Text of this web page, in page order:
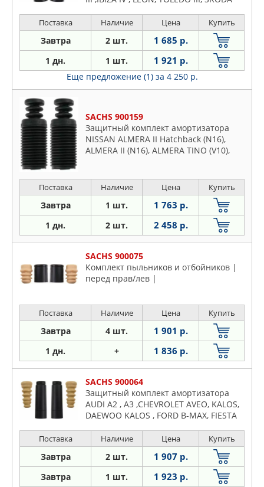
GOLF V, GOLF VI , JETTA III, JETTA IV,
PASSAT
Поставка Наличие Цена Купить
Завтра 2 шт. 1 685 р.
1 дн. 1 шт. 1 921 р.
Еще предложение (1) за 4 250 р.
SACHS 900159
Защитный комплект амортизатора
NISSAN ALMERA II Hatchback (N16),
ALMERA II (N16), ALMERA TINO (V10),
Поставка Наличие Цена Купить
Завтра 1 шт. 1 763 р.
1 дн. 2 шт. 2 458 р.
SACHS 900075
Комплект пыльников и отбойников |
перед прав/лев |
Поставка Наличие Цена Купить
Завтра 4 шт. 1 901 р.
1 дн. + 1 836 р.
SACHS 900064
Защитный комплект амортизатора
AUDI A2 , A3 ,CHEVROLET AVEO, KALOS,
DAEWOO KALOS , FORD B-MAX, FIESTA
SEAT LEON , TOLEDO II , SKODA
OCTAVIA, VW BORA , GOLF IV, GOLF V,
GOLF VI, JETTA III, JETTA IV
Поставка Наличие Цена Купить
Завтра 2 шт. 1 907 р.
Завтра 1 шт. 1 923 р.